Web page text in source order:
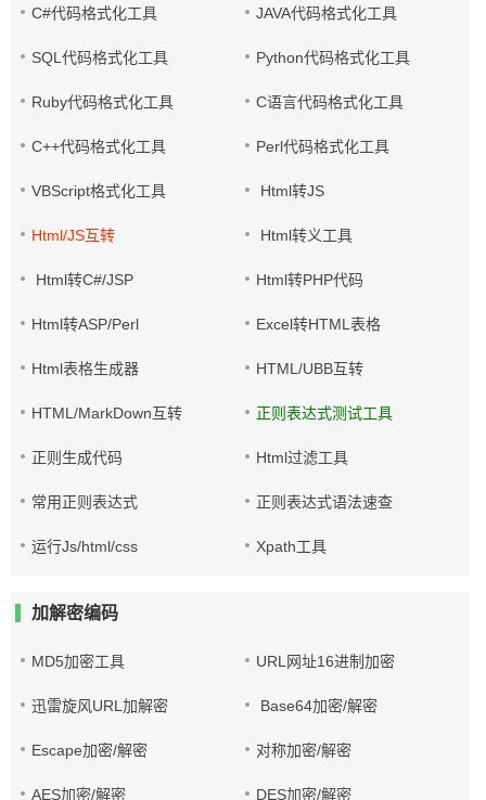
C#代码格式化工具 JAVA代码格式化工具
SQL代码格式化工具 Python代码格式化工具
Ruby代码格式化工具 C语言代码格式化工具
C++代码格式化工具 Perl代码格式化工具
VBScript格式化工具 Html转JS
Html/JS互转 Html转义工具
Html转C#/JSP Html转PHP代码
Html转ASP/Perl Excel转HTML表格
Html表格生成器 HTML/UBB互转
HTML/MarkDown互转 正则表达式测试工具
正则生成代码 Html过滤工具
常用正则表达式 正则表达式语法速查
运行Js/html/css Xpath工具
加解密编码
MD5加密工具 URL网址16进制加密
迅雷旋风URL加解密 Base64加密/解密
Escape加密/解密 对称加密/解密
AES加密/解密 DES加密/解密